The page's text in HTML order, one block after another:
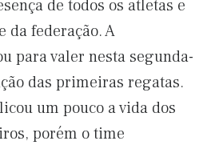
de todos os atletas e
da federação. A
para valer nesta segunda-
das primeiras regatas.
um pouco a vida dos
porém o time